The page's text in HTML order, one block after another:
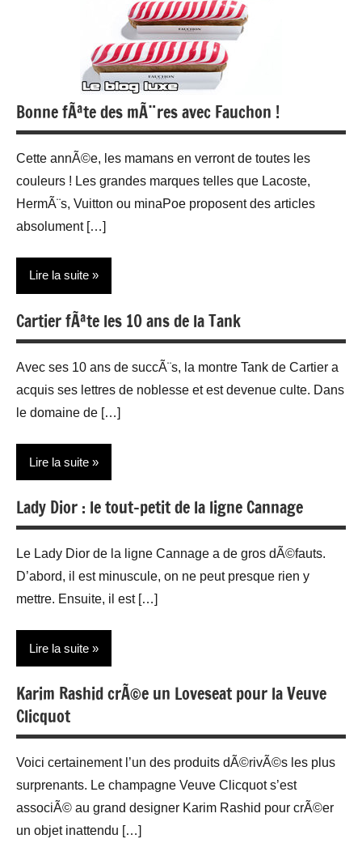
Bonne fÃªte des mÃ¨res avec Fauchon !
Cette annÃ©e, les mamans en verront de toutes les
couleurs ! Les grandes marques telles que Lacoste,
HermÃ¨s, Vuitton ou minaPoe proposent des articles
absolument […]
Lire la suite
Actualité
Restauration
Cartier fÃªte les 10 ans de la Tank
Avec ses 10 ans de succÃ¨s, la montre Tank de Cartier a
acquis ses lettres de noblesse et est devenue culte. Dans
le domaine de […]
Lire la suite
Actualité
Montres
Lady Dior : le tout-petit de la ligne Cannage
Le Lady Dior de la ligne Cannage a de gros dÃ©fauts.
D’abord, il est minuscule, on ne peut presque rien y
mettre. Ensuite, il est […]
Lire la suite
Maroquinerie
Mode
Karim Rashid crÃ©e un Loveseat pour la Veuve
Clicquot
Voici certainement l’un des produits dÃ©rivÃ©s les plus
surprenants. Le champagne Veuve Clicquot s’est
associÃ© au grand designer Karim Rashid pour crÃ©er
un objet inattendu […]